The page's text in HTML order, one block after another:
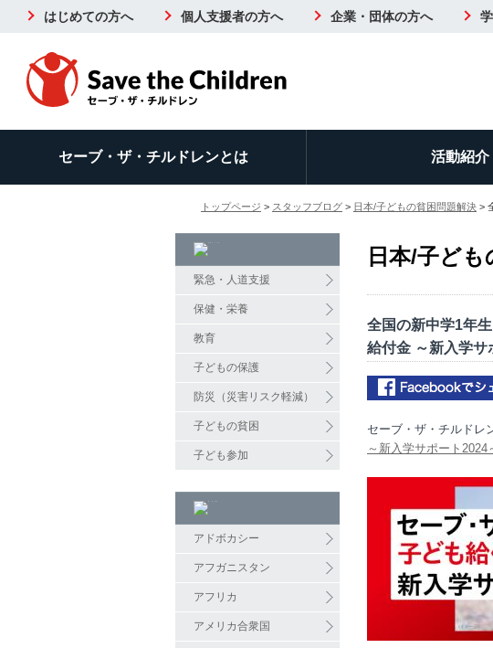
はじめての方へ 個人支援者の方へ 企業・団体の方へ
セーブ・ザ・チルドレンとは 活動紹介
トップページ > スタッフブログ > 日本/子どもの貧困問題解決 >
緊急・人道支援
保健・栄養
教育
子どもの保護
防災（災害リスク軽減）
子どもの貧困
子ども参加
アドボカシー
アフガニスタン
アフリカ
アメリカ合衆国
日本/子ど
全国の新中学1年
給付金 ～新入学
セーブ・ザ・チルドレ
～新入学サポート2024